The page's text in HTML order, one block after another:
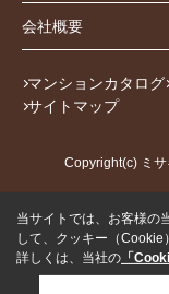
会社概要
マンションカタログ
サイトマップ
Copyright(c) ミ
当サイトでは、お客様の
して、クッキー（Cookie
詳しくは、当社の 「